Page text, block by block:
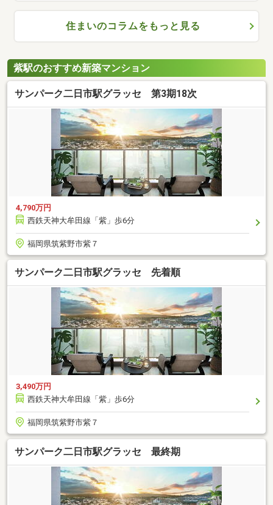
住まいのコラムをもっと見る
紫駅のおすすめ新築マンション
サンパーク二日市駅グラッセ 第3期18次
4,790万円
西鉄天神大牟田線「紫」歩6分
福岡県筑紫野市紫７
サンパーク二日市駅グラッセ 先着順
3,490万円
西鉄天神大牟田線「紫」歩6分
福岡県筑紫野市紫７
サンパーク二日市駅グラッセ 最終期